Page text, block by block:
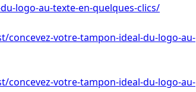
logo-au-texte-en-quelques-clics/
votre-tampon-ideal-du-logo-au-
votre-tampon-ideal-du-logo-au-